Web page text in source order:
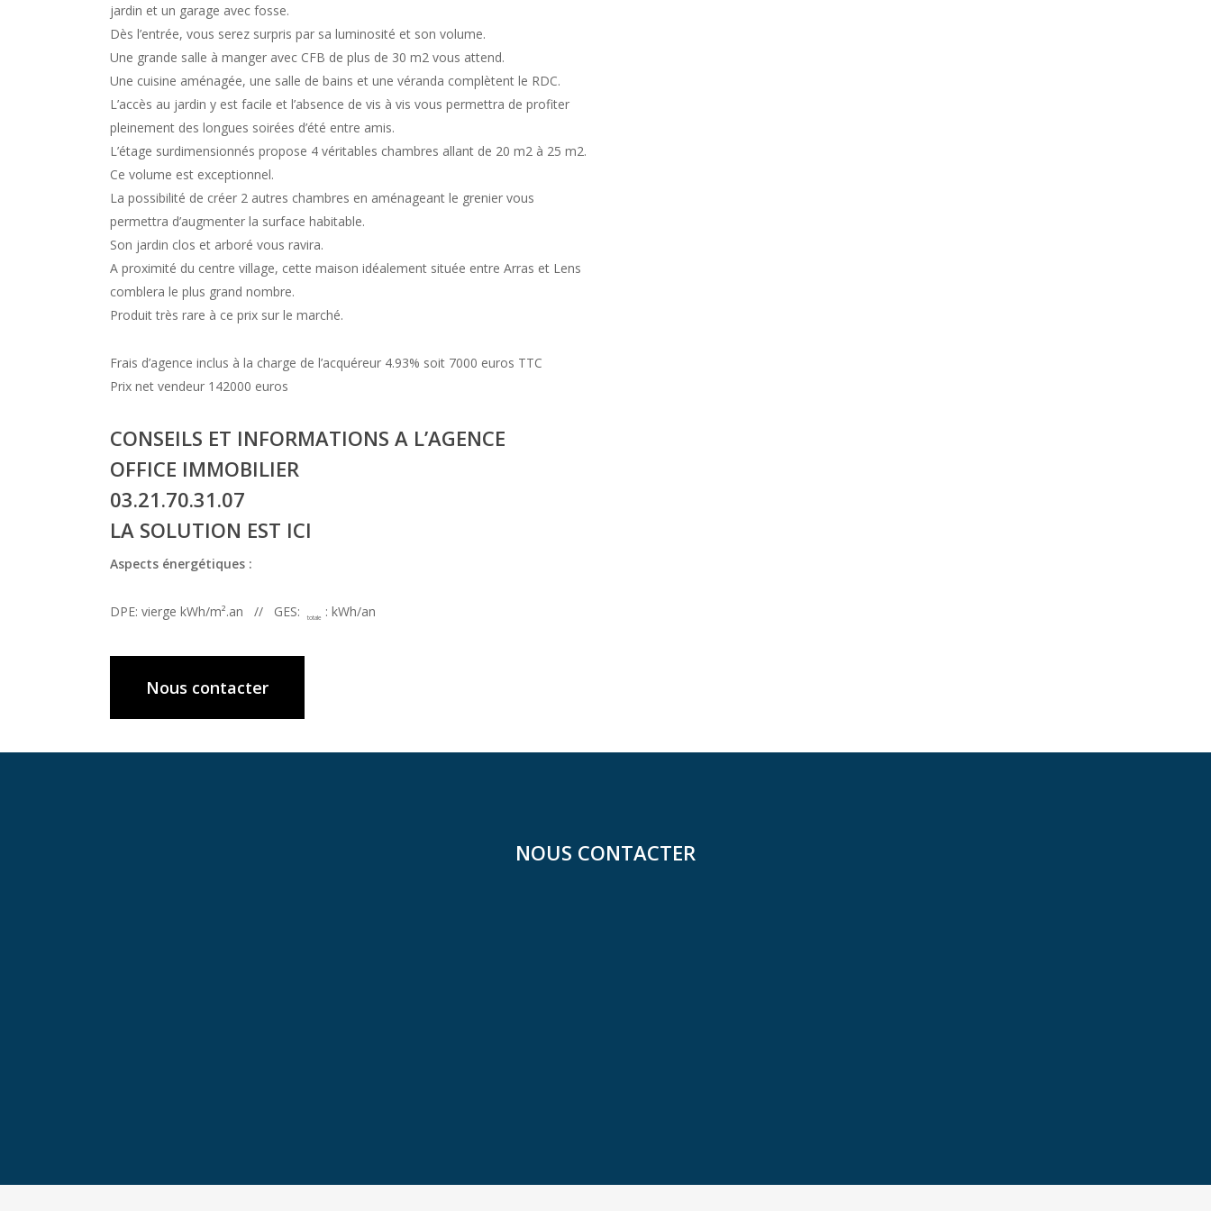
jardin et un garage avec fosse.
Dès l’entrée, vous serez surpris par sa luminosité et son volume.
Une grande salle à manger avec CFB de plus de 30 m2 vous attend.
Une cuisine aménagée, une salle de bains et une véranda complètent le RDC.
L’accès au jardin y est facile et l’absence de vis à vis vous permettra de profiter
pleinement des longues soirées d’été entre amis.
L’étage surdimensionnés propose 4 véritables chambres allant de 20 m2 à 25 m2.
Ce volume est exceptionnel.
La possibilité de créer 2 autres chambres en aménageant le grenier vous
permettra d’augmenter la surface habitable.
Son jardin clos et arboré vous ravira.
A proximité du centre village, cette maison idéalement située entre Arras et Lens
comblera le plus grand nombre.
Produit très rare à ce prix sur le marché.
Frais d’agence inclus à la charge de l’acquéreur 4.93% soit 7000 euros TTC
Prix net vendeur 142000 euros
CONSEILS ET INFORMATIONS A L’AGENCE
OFFICE IMMOBILIER
03.21.70.31.07
LA SOLUTION EST ICI
Aspects énergétiques :
DPE: vierge kWh/m².an // GES: totale : kWh/an
Nous contacter
NOUS CONTACTER